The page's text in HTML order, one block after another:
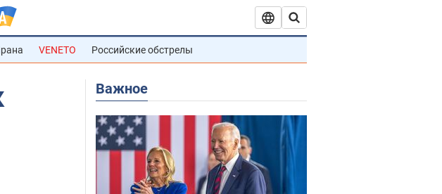
VENETO Российские обстрелы
Важное